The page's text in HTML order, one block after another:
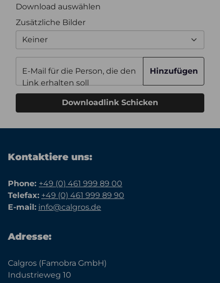
Download auswählen
Zusätzliche Bilder
Keiner
E-Mail für die Person, die den
Link erhalten soll
Hinzufügen
Downloadlink Schicken
Kontaktiere uns:
Phone: +49 (0) 461 999 89 00
Telefax: +49 (0) 461 999 89 90
E-mail: info@calgros.de
Adresse:
Calgros (Famobra GmbH)
Industrieweg 10